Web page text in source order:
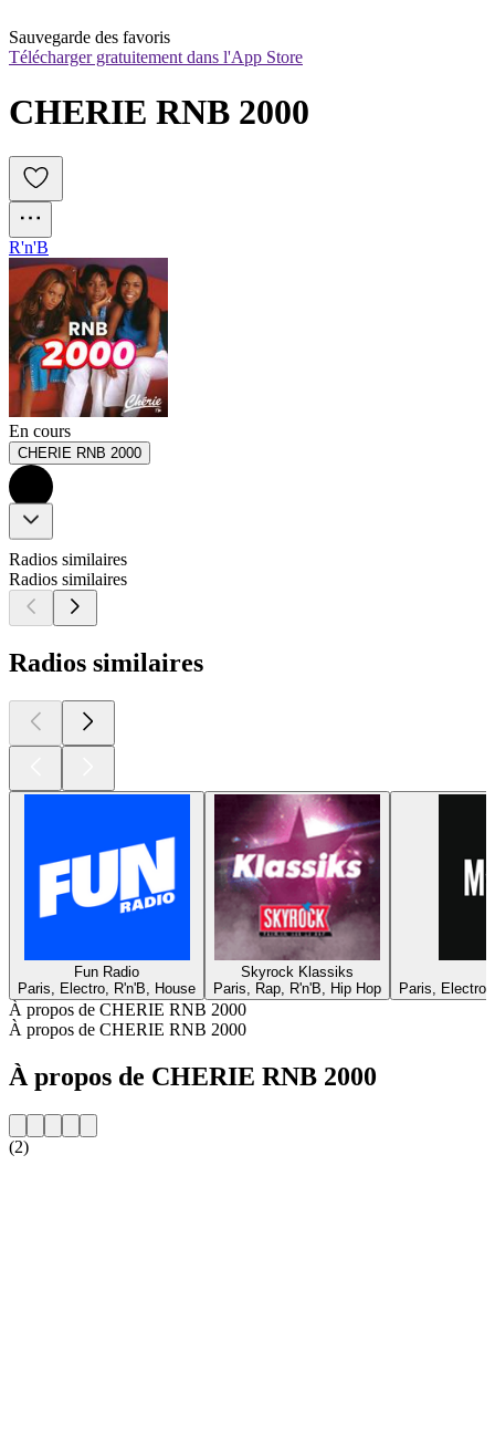
Sauvegarde des favoris
Télécharger gratuitement dans l'App Store
CHERIE RNB 2000
R'n'B
En cours
CHERIE RNB 2000
Radios similaires
Radios similaires
Radios similaires
Fun Radio
Paris, Electro, R'n'B, House
Skyrock Klassiks
Paris, Rap, R'n'B, Hip Hop
Paris, Electro,
À propos de CHERIE RNB 2000
À propos de CHERIE RNB 2000
À propos de CHERIE RNB 2000
(2)